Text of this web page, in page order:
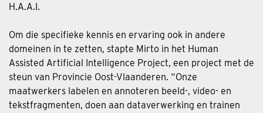
H.A.A.I.
Om die specifieke kennis en ervaring ook in andere
domeinen in te zetten, stapte Mirto in het Human
Assisted Artificial Intelligence Project, een project met de
steun van Provincie Oost-Vlaanderen. “Onze
maatwerkers labelen en annoteren beeld-, video- en
tekstfragmenten, doen aan dataverwerking en trainen